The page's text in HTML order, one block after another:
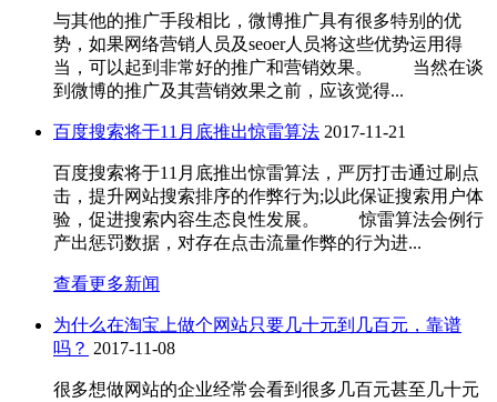
与其他的推广手段相比，微博推广具有很多特别的优
势，如果网络营销人员及seoer人员将这些优势运用得
当，可以起到非常好的推广和营销效果。 当然在谈
到微博的推广及其营销效果之前，应该觉得...
百度搜索将于11月底推出惊雷算法 2017-11-21
百度搜索将于11月底推出惊雷算法，严厉打击通过刷点
击，提升网站搜索排序的作弊行为;以此保证搜索用户体
验，促进搜索内容生态良性发展。 惊雷算法会例行
产出惩罚数据，对存在点击流量作弊的行为进...
查看更多新闻
为什么在淘宝上做个网站只要几十元到几百元，靠谱
吗？ 2017-11-08
很多想做网站的企业经常会看到很多几百元甚至几十元